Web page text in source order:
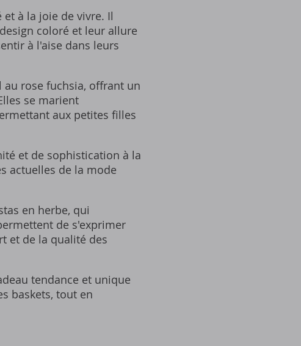
à la joie de vivre. Il
coloré et leur allure
à l'aise dans leurs
au rose fuchsia, offrant un
se marient
aux petites filles
et de sophistication à la
actuelles de la mode
en herbe, qui
de s'exprimer
et de la qualité des
tendance et unique
baskets, tout en